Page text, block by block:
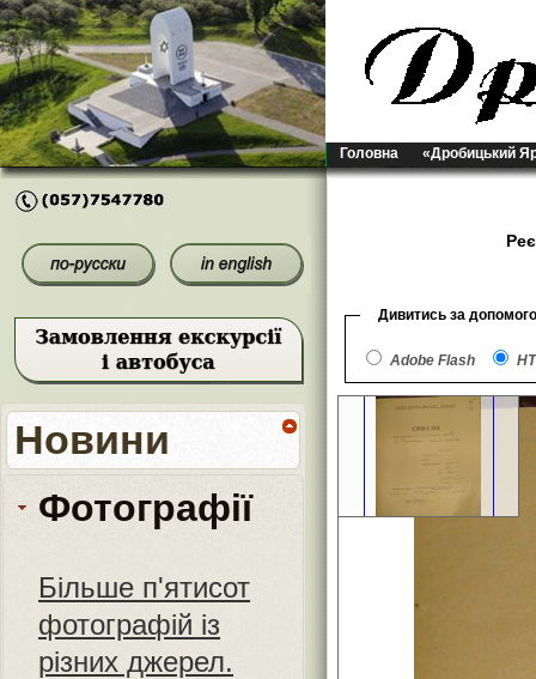
Головна «Дробицький
Новини
Фотографії
Більше п'ятисот
фотографій із
різних джерел.
Дивитись за
Adobe Flash